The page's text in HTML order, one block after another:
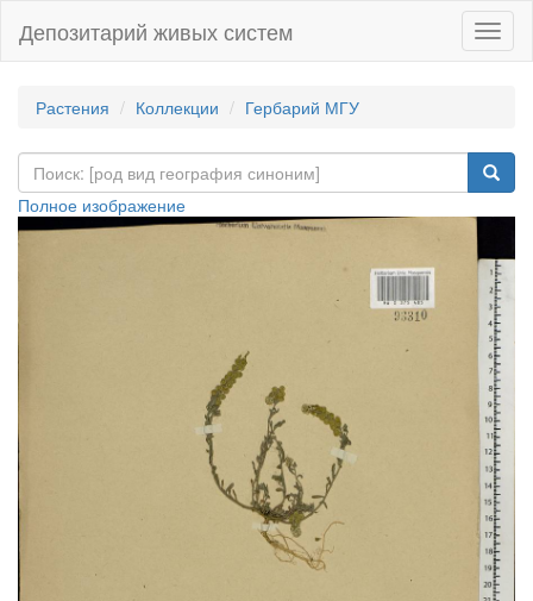
Депозитарий живых систем
Растения Коллекции Гербарий МГУ
Полное изображение